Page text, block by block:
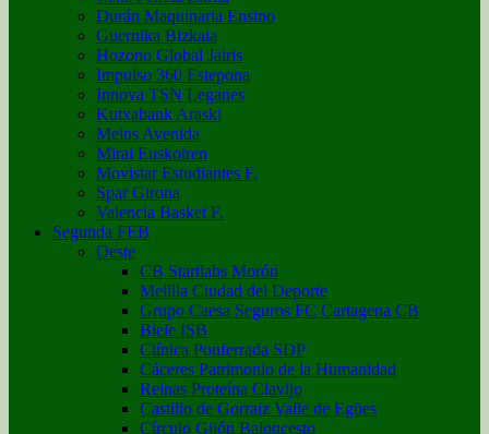
Durán Maquinaria Ensino
Guernika Bizkaia
Hozono Global Jairis
Impulso 360 Estepona
Innova TSN Leganes
Kutxabank Araski
Meins Avenida
Mirai Euskotren
Movistar Estudiantes F.
Spar Girona
Valencia Basket F.
Segunda FEB
Oeste
CB Startlabs Morón
Melilla Ciudad del Deporte
Grupo Caesa Seguros FC Cartagena CB
Biele ISB
Clínica Ponferrada SDP
Cáceres Patrimonio de la Humanidad
Reinas Proteína Clavijo
Castillo de Gorraiz Valle de Egües
Círculo Gijón Baloncesto